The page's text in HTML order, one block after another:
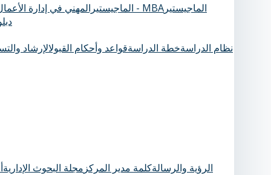
الماجيستيرالمهني في إدارة الأعمال - MBA الماجيستير
نظام الدراسةخطة الدراسةقواعد وأحكام القبولالإرشاد
الرؤية والرسالةكلمة مدير المركز مجلة البحوث الإدارية